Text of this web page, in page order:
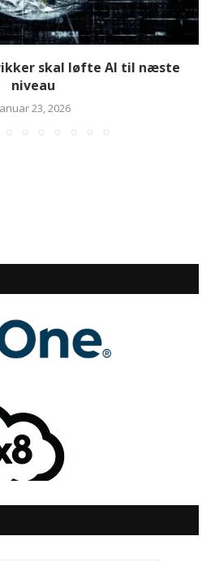
skal løfte AI til næste
niveau
23, 2026